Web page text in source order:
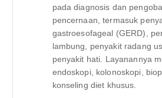
pada diagnosis dan
pencernaan, termasuk
gastroesofageal (GERD),
lambung, penyakit radang
penyakit hati. Layanannya
endoskopi, kolonoskopi,
konseling diet khusus.